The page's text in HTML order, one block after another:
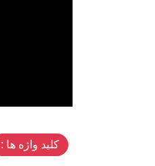
کلید واژه ها :